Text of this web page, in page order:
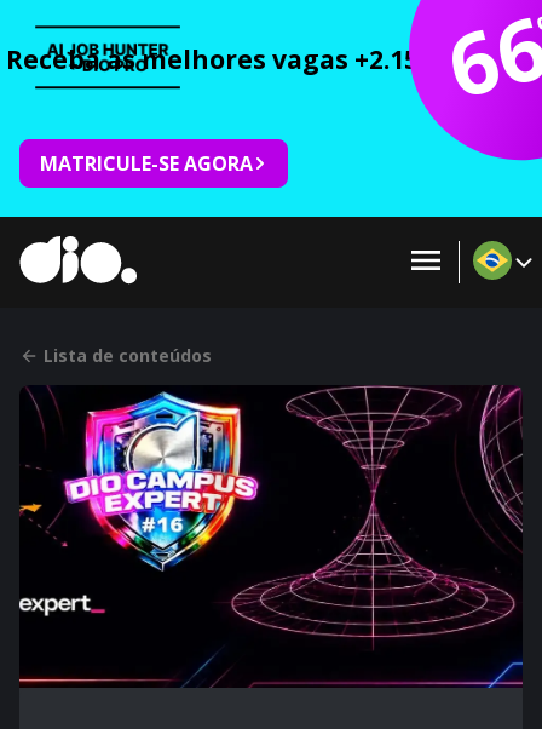
Receba as melhores vagas +2.150 cursos
MATRICULE-SE AGORA
Lista de conteúdos